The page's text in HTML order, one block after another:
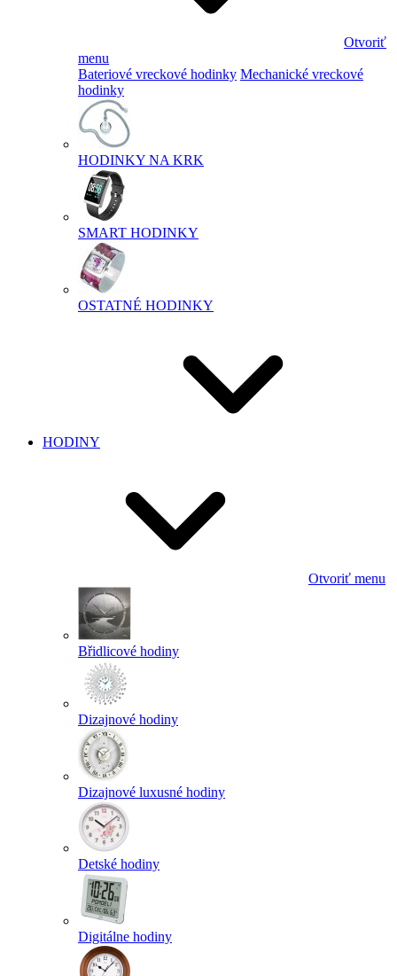
Otvoriť
menu
Bateriové vreckové hodinky Mechanické vreckové
hodinky
HODINKY NA KRK
SMART HODINKY
OSTATNÉ HODINKY
HODINY
Otvoriť menu
Břidlicové hodiny
Dizajnové hodiny
Dizajnové luxusné hodiny
Detské hodiny
Digitálne hodiny